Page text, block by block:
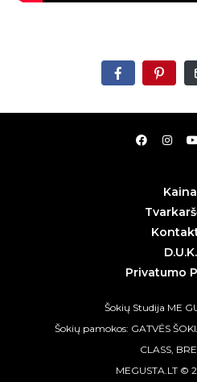
Kaina
D.U.K.
Privatumo
Šokių Studija ME
Šokių pamokos: GATVĖS
CLASS,
MEGUSTA.LT ©